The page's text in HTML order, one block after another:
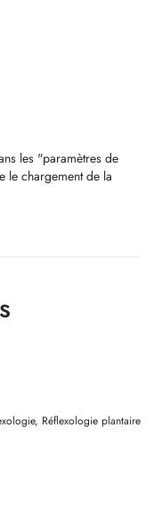
les "paramètres de
le chargement de la
Réflexologie plantaire